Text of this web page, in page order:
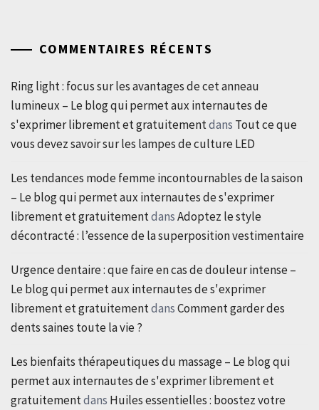
COMMENTAIRES RÉCENTS
Ring light : focus sur les avantages de cet anneau
lumineux – Le blog qui permet aux internautes de
s'exprimer librement et gratuitementdans Tout ce que
vous devez savoir sur les lampes de culture LED
Les tendances mode femme incontournables de la saison
– Le blog qui permet aux internautes de s'exprimer
librement et gratuitementdansAdoptez le style
décontracté : l’essence de la superposition vestimentaire
Urgence dentaire : que faire en cas de douleur intense –
Le blog qui permet aux internautes de s'exprimer
librement et gratuitementdansComment garder des
dents saines toute la vie ?
Les bienfaits thérapeutiques du massage – Le blog qui
permet aux internautes de s'exprimer librement et
gratuitementdans Huiles essentielles : boostez votre